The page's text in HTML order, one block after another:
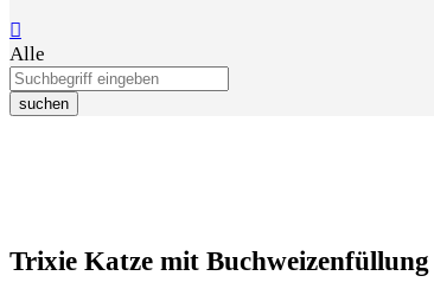
Alle
suchen
Trixie Katze mit Buchweizenfüllung